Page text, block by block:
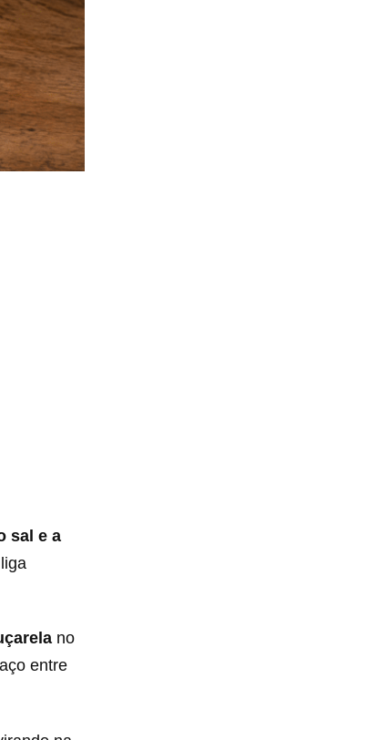
sal e a
no
entre